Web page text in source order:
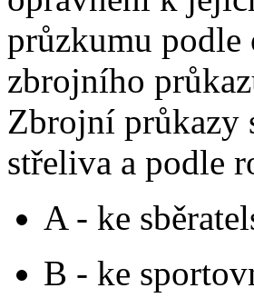
průzkumu podle
zbrojního
Zbrojní průkazy
střeliva a podle
A - ke
B - ke